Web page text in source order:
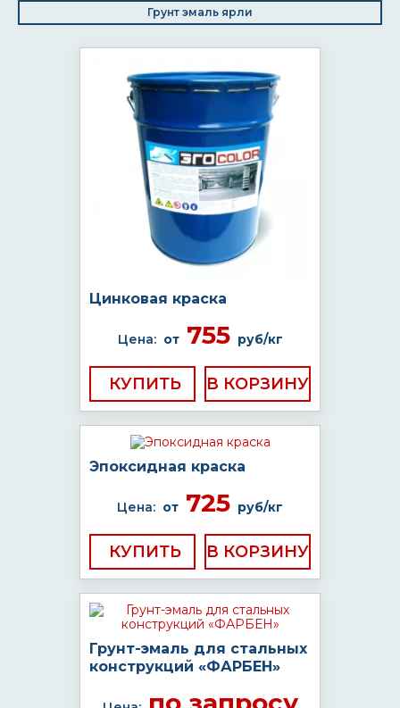
Грунт эмаль ярли
Цинковая краска
Цена: от755 руб/кг
КУПИТЬ
Эпоксидная краска
Цена: от 725 руб/кг
КУПИТЬ
Грунт-эмаль для стальных
конструкций «ФАРБЕН»